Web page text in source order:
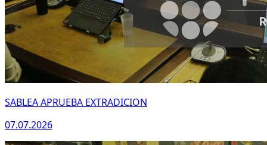
SABLEA APRUEBA EXTRADICION
07.07.2026